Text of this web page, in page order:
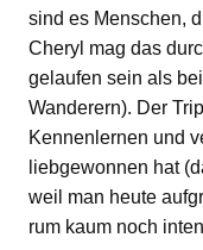
sind es Menschen,
Cheryl mag das
gelaufen sein als
Wanderern). Der
Kennenlernen und
liebgewonnen hat
weil man heute
rum kaum noch